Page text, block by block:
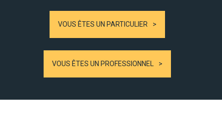
VOUS ÊTES UN PARTICULIER
VOUS ÊTES UN PROFESSIONNEL